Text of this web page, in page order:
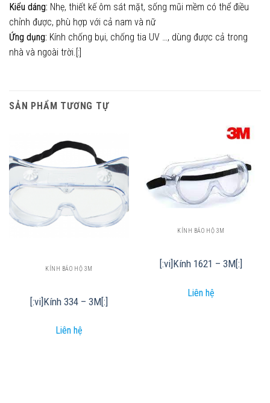
Kiểu dáng: Nhẹ, thiết kế ôm sát mặt, sống mũi mềm có thể điều
chỉnh được, phù hợp với cả nam và nữ
Ứng dụng: Kính chống bụi, chống tia UV …, dùng được cả trong
nhà và ngoài trời.[:]
SẢN PHẨM TƯƠNG TỰ
KÍNH BẢO HỘ 3M
[:vi]Kính 334 – 3M[:]
Liên hệ
KÍNH BẢO HỘ 3M
[:vi]Kính 1621 – 3M[:]
Liên hệ